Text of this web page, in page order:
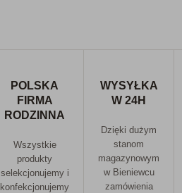
POLSKA
FIRMA
RODZINNA
Wszystkie
produkty
selekcjonujemy i
konfekcjonujemy
WYSYŁKA
W 24H
Dzięki dużym
stanom
magazynowym
w Bieniewcu
zamówienia